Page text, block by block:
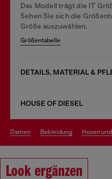
Das Modell trägt die IT
Sehen Sie sich die
Größe auszuwählen.
Größentabelle
DETAILS, MATERIAL &
HOUSE OF DIESEL
damen bekleidung hosen
Look ergänzen